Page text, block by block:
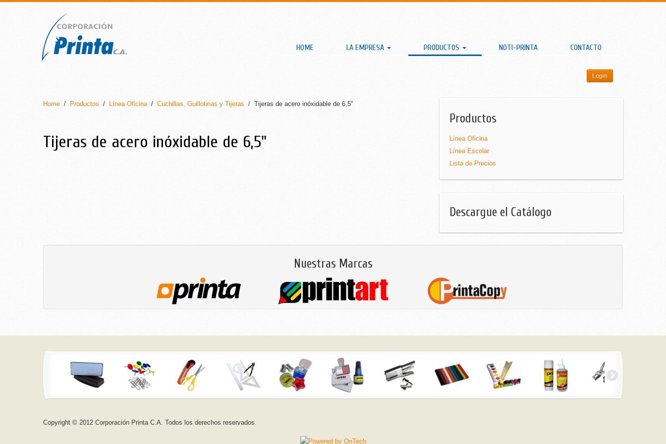
HOME LA EMPRESA PRODUCTOS NOTI-PRINTA CONTACTO
Login
Home / Productos / Línea Oficina/ Cuchillas, Guillotinas y Tijeras / Tijeras de acero inóxidable de 6,5"
Tijeras de acero inóxidable de 6,5"
Productos
Línea Oficina
Línea Escolar
Lista de Precios
Descargue el Catálogo
Nuestras Marcas
Copyright © 2012 Corporación Printa C.A. Todos los derechos reservados.